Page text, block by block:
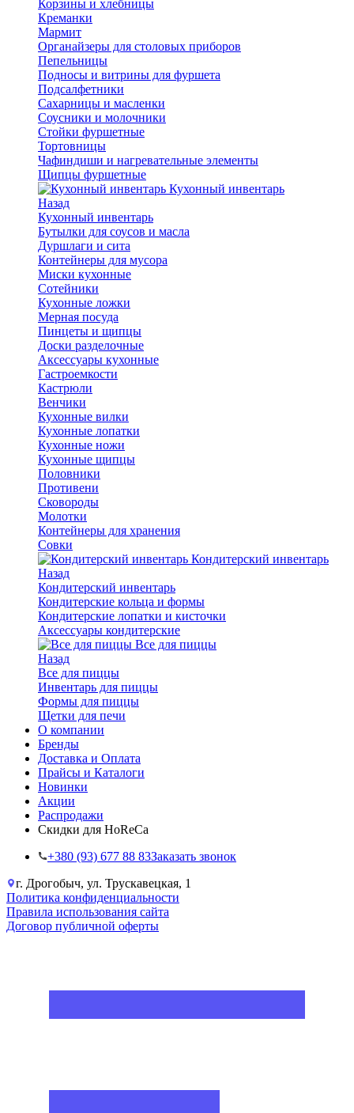
Корзины и хлебницы
Креманки
Мармит
Органайзеры для столовых приборов
Пепельницы
Подносы и витрины для фуршета
Подсалфетники
Сахарницы и масленки
Соусники и молочники
Стойки фуршетные
Тортовницы
Чафиндиши и нагревательные элементы
Щипцы фуршетные
Кухонный инвентарь
Назад
Кухонный инвентарь
Бутылки для соусов и масла
Дуршлаги и сита
Контейнеры для мусора
Миски кухонные
Сотейники
Кухонные ложки
Мерная посуда
Пинцеты и щипцы
Доски разделочные
Аксессуары кухонные
Гастроемкости
Кастрюли
Венчики
Кухонные вилки
Кухонные лопатки
Кухонные ножи
Кухонные щипцы
Половники
Противени
Сковороды
Молотки
Контейнеры для хранения
Совки
Кондитерский инвентарь
Назад
Кондитерский инвентарь
Кондитерские кольца и формы
Кондитерские лопатки и кисточки
Аксессуары кондитерские
Все для пиццы
Назад
Все для пиццы
Инвентарь для пиццы
Формы для пиццы
Щетки для печи
О компании
Бренды
Доставка и Оплата
Прайсы и Каталоги
Новинки
Акции
Распродажи
Скидки для HoReCa
+38‎0 (93) 677 88 83Заказать звонок
г. Дрогобыч, ул. Трускавецкая, 1
Политика конфиденциальности
Правила использования сайта
Договор публичной оферты